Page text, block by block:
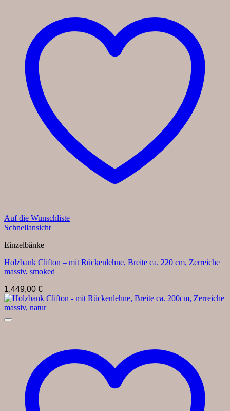
Auf die Wunschliste
Schnellansicht
Einzelbänke
Holzbank Clifton – mit Rückenlehne, Breite ca. 220 cm, Zerreiche
massiv, smoked
1.449,00 €